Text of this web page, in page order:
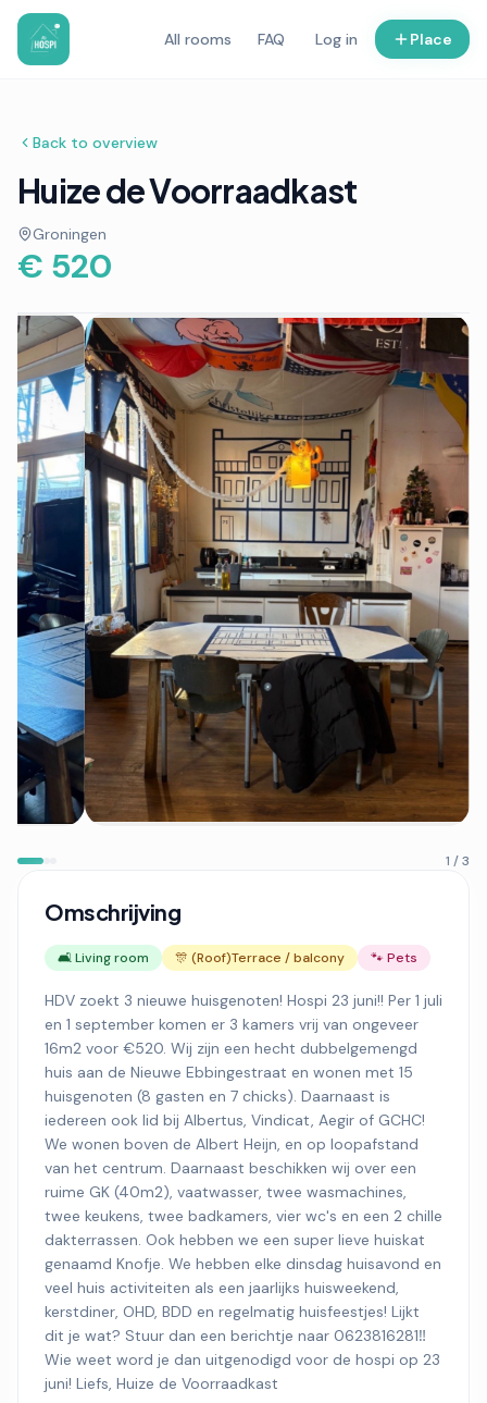
All rooms FAQ Log in Place
Back to overview
Huize de Voorraadkast
Groningen
€ 520
1 / 3
Omschrijving
🛋️ Living room 🎊 (Roof)Terrace / balcony 🐾 Pets
HDV zoekt 3 nieuwe huisgenoten! Hospi 23 juni!! Per 1 juli
en 1 september komen er 3 kamers vrij van ongeveer
16m2 voor €520. Wij zijn een hecht dubbelgemengd
huis aan de Nieuwe Ebbingestraat en wonen met 15
huisgenoten (8 gasten en 7 chicks). Daarnaast is
iedereen ook lid bij Albertus, Vindicat, Aegir of GCHC!
We wonen boven de Albert Heijn, en op loopafstand
van het centrum. Daarnaast beschikken wij over een
ruime GK (40m2), vaatwasser, twee wasmachines,
twee keukens, twee badkamers, vier wc's en een 2 chille
dakterrassen. Ook hebben we een super lieve huiskat
genaamd Knofje. We hebben elke dinsdag huisavond en
veel huis activiteiten als een jaarlijks huisweekend,
kerstdiner, OHD, BDD en regelmatig huisfeestjes! Lijkt
dit je wat? Stuur dan een berichtje naar 0623816281‼️
Wie weet word je dan uitgenodigd voor de hospi op 23
juni! Liefs, Huize de Voorraadkast